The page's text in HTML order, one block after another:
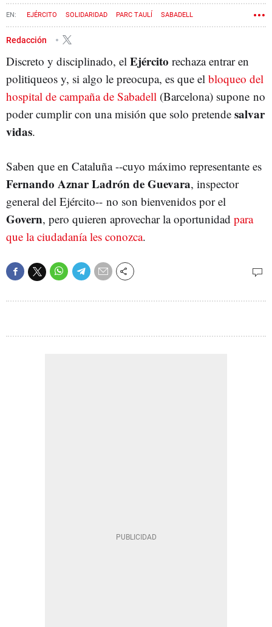
EJÉRCITO SOLIDARIDAD PARC TAULÍ SABADELL
CORONAVIRUS
Redacción
Discreto y disciplinado, el Ejército rechaza entrar en
politiqueos y, si algo le preocupa, es que el bloqueo del
hospital de campaña de Sabadell (Barcelona) supone no
poder cumplir con una misión que solo pretende salvar
vidas.
Saben que en Cataluña --cuyo máximo representante es
Fernando Aznar Ladrón de Guevara, inspector
general del Ejército-- no son bienvenidos por el
Govern, pero quieren aprovechar la oportunidad para
que la ciudadanía les conozca.